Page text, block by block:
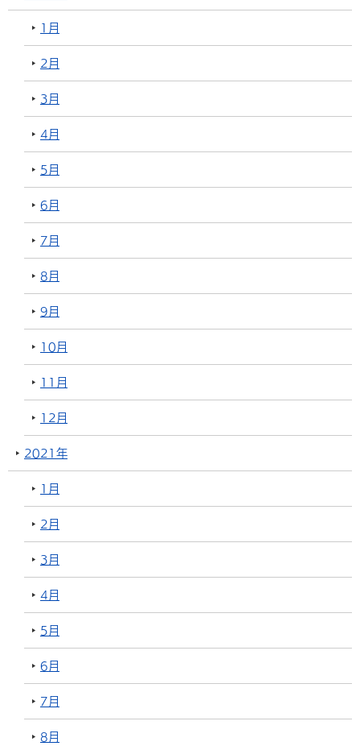
1月
2月
3月
4月
5月
6月
7月
8月
9月
10月
11月
12月
2021年
1月
2月
3月
4月
5月
6月
7月
8月